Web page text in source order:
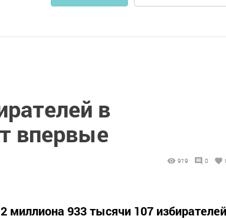
в
впервые
919 0
миллиона 933 тысячи 107 избирателей